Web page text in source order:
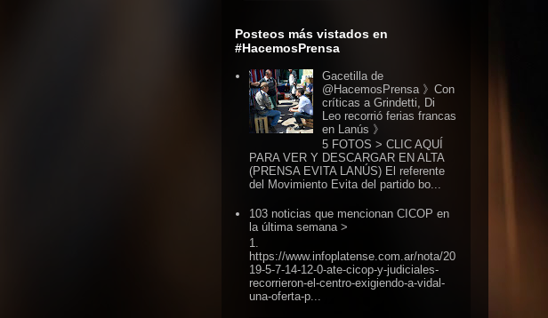
Posteos más vistados en
#HacemosPrensa
Gacetilla de
@HacemosPrensa 》Con
críticas a Grindetti, Di
Leo recorrió ferias francas
en Lanús 》
5 FOTOS > CLIC AQUÍ
PARA VER Y DESCARGAR EN ALTA
(PRENSA EVITA LANÚS) El referente
del Movimiento Evita del partido bo...
103 noticias que mencionan CICOP en
la última semana >
1.
https://www.infoplatense.com.ar/nota/20
19-5-7-14-12-0-ate-cicop-y-judiciales-
recorrieron-el-centro-exigiendo-a-vidal-
una-oferta-p...